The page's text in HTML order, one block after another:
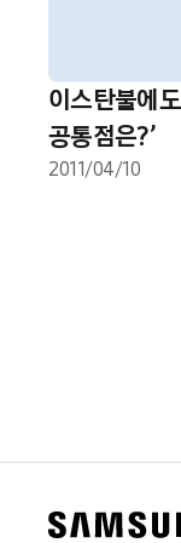
이스탄불에
공통점은?’
2011/04/10